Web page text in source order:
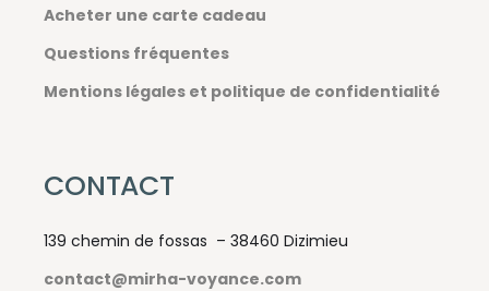
Acheter une carte cadeau
Questions fréquentes
Mentions légales et politique de confidentialité
CONTACT
139 chemin de fossas – 38460 Dizimieu
contact@mirha-voyance.com